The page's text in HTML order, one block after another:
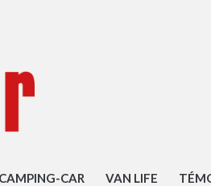
CAR VAN LIFE